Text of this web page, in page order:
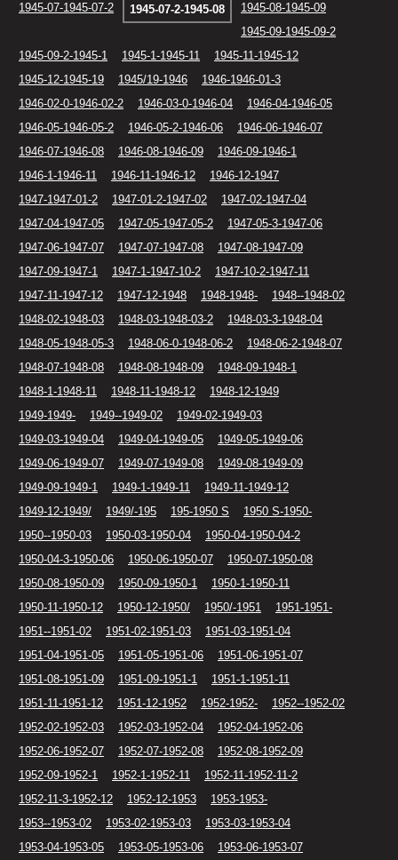
1945-07-1945-07-2
1945-07-2-1945-08
1945-08-1945-09
1945-09-1945-09-2
1945-09-2-1945-1
1945-1-1945-11
1945-11-1945-12
1945-12-1945-19
1945/19-1946
1946-1946-01-3
1946-02-0-1946-02-2
1946-03-0-1946-04
1946-04-1946-05
1946-05-1946-05-2
1946-05-2-1946-06
1946-06-1946-07
1946-07-1946-08
1946-08-1946-09
1946-09-1946-1
1946-1-1946-11
1946-11-1946-12
1946-12-1947
1947-1947-01-2
1947-01-2-1947-02
1947-02-1947-04
1947-04-1947-05
1947-05-1947-05-2
1947-05-3-1947-06
1947-06-1947-07
1947-07-1947-08
1947-08-1947-09
1947-09-1947-1
1947-1-1947-10-2
1947-10-2-1947-11
1947-11-1947-12
1947-12-1948 1948-1948-
1948--1948-02
1948-02-1948-03
1948-03-1948-03-2
1948-03-3-1948-04
1948-05-1948-05-3
1948-06-0-1948-06-2
1948-06-2-1948-07
1948-07-1948-08
1948-08-1948-09
1948-09-1948-1
1948-1-1948-11
1948-11-1948-12
1948-12-1949
1949-1949-
1949--1949-02
1949-02-1949-03
1949-03-1949-04
1949-04-1949-05
1949-05-1949-06
1949-06-1949-07
1949-07-1949-08
1949-08-1949-09
1949-09-1949-1
1949-1-1949-11
1949-11-1949-12
1949-12-1949/
1949/-195 195-1950 S
1950 S-1950-
1950--1950-03
1950-03-1950-04
1950-04-1950-04-2
1950-04-3-1950-06
1950-06-1950-07
1950-07-1950-08
1950-08-1950-09
1950-09-1950-1
1950-1-1950-11
1950-11-1950-12
1950-12-1950/ 1950/-1951
1951-1951-
1951--1951-02
1951-02-1951-03
1951-03-1951-04
1951-04-1951-05
1951-05-1951-06
1951-06-1951-07
1951-08-1951-09
1951-09-1951-1
1951-1-1951-11
1951-11-1951-12
1951-12-1952 1952-1952-
1952--1952-02
1952-02-1952-03
1952-03-1952-04
1952-04-1952-06
1952-06-1952-07
1952-07-1952-08
1952-08-1952-09
1952-09-1952-1
1952-1-1952-11
1952-11-1952-11-2
1952-11-3-1952-12
1952-12-1953
1953-1953-
1953--1953-02
1953-02-1953-03
1953-03-1953-04
1953-04-1953-05
1953-05-1953-06 1953-06-1953-07